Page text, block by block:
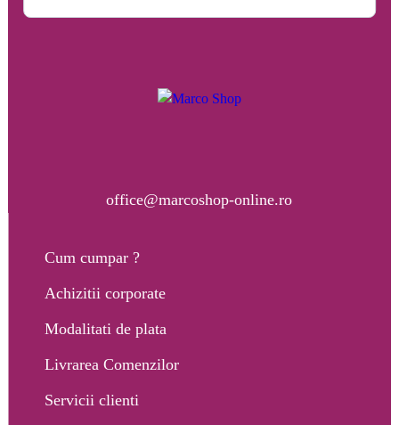
office@marcoshop-online.ro
Cum cumpar ?
Achizitii corporate
Modalitati de plata
Livrarea Comenzilor
Servicii clienti